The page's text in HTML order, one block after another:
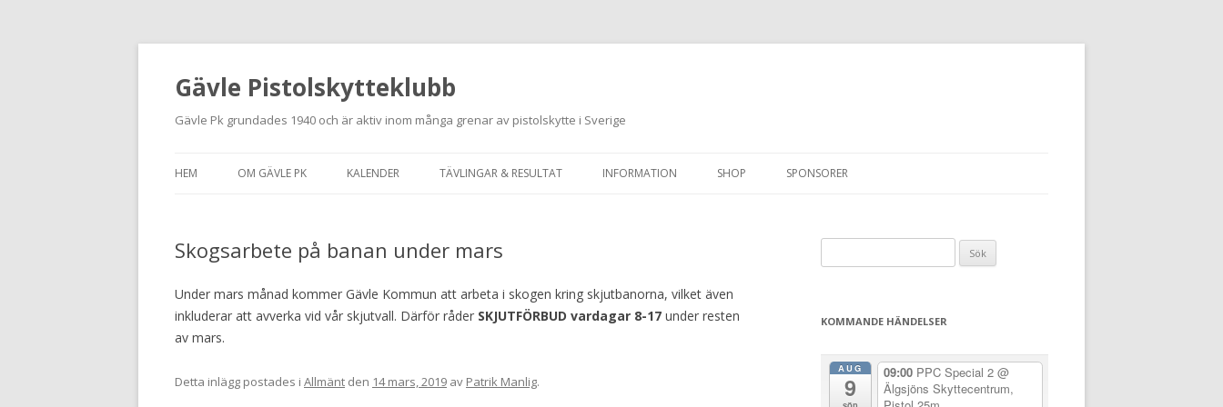
Gävle Pistolskytteklubb
Gävle Pk grundades 1940 och är aktiv inom många grenar av pistolskytte i Sverige
till
HEM OM GÄVLE PK
NYBÖRJARE
MEDLEMSANSÖKAN
KONTAKT
KALENDER TÄVLINGAR & RESULTAT
SKJUTPROGRAM 2026
INFORMATION
RUTINER FÖR SKJUTLEDARE
FÄLTSKYTTE
SHOP SPONSORER
Skogsarbete på banan under mars
Under mars månad kommer Gävle Kommun att arbeta i skogen kring skjutbanorna, vilket även
inkluderar att avverka vid vår skjutvall. Därför råder SKJUTFÖRBUD vardagar 8-17 under resten
av mars.
Detta inlägg postades i Allmänt den 14 mars, 2019 av Patrik Manlig.
efter:
KOMMANDE HÄNDELSER
AUG
9
09:00 PPC Special 2 @
Älgsjöns Skyttecentrum,